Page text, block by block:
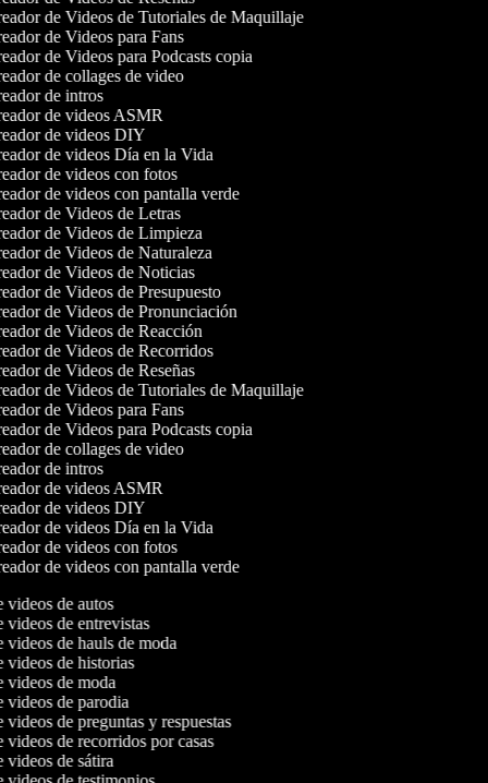
de Videos de Tutoriales de Maquillaje
de Videos para Fans
de Videos para Podcasts copia
de collages de video
de intros
de videos ASMR
de videos DIY
de videos Día en la Vida
de videos con fotos
de videos con pantalla verde
de Videos de Letras
de Videos de Limpieza
de Videos de Naturaleza
de Videos de Noticias
de Videos de Presupuesto
de Videos de Pronunciación
de Videos de Reacción
de Videos de Recorridos
de Videos de Reseñas
de Videos de Tutoriales de Maquillaje
de Videos para Fans
de Videos para Podcasts copia
de collages de video
de intros
de videos ASMR
de videos DIY
de videos Día en la Vida
de videos con fotos
de videos con pantalla verde
videos de autos
videos de entrevistas
videos de hauls de moda
videos de historias
videos de moda
videos de parodia
videos de preguntas y respuestas
videos de recorridos por casas
videos de sátira